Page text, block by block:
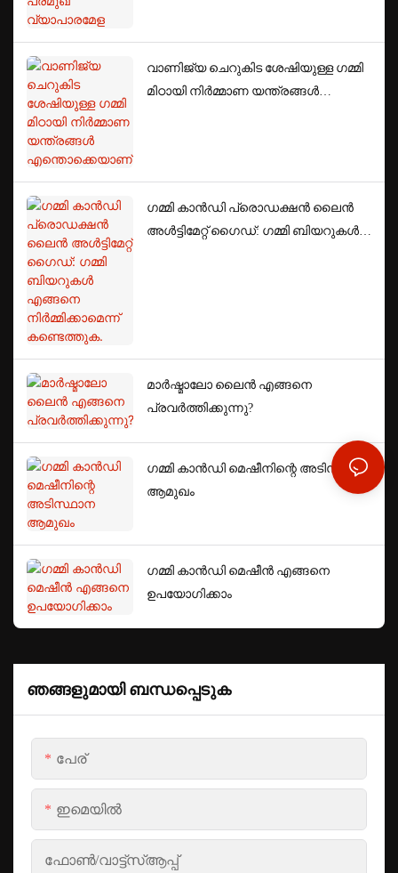
വാണിജ്യ ചെറുകിട ശേഷിയുള്ള ഗമ്മി
മിഠായി നിർമ്മാണ യന്ത്രങ്ങൾ
ഗമ്മി കാൻഡി പ്രൊഡക്ഷൻ ലൈൻ
അൾട്ടിമേറ്റ് ഗൈഡ്: ഗമ്മി ബിയറുകൾ
മാർഷ്മാലോ ലൈൻ എങ്ങനെ
പ്രവർത്തിക്കുന്നു?
ഗമ്മി കാൻഡി മെഷീനിന്റെ അടിസ്ഥാന
ആമുഖം
ഗമ്മി കാൻഡി മെഷീൻ എങ്ങനെ
ഉപയോഗിക്കാം
ഞങ്ങളുമായി ബന്ധപ്പെടുക
പേര്
ഇമെയിൽ
ഫോൺ/വാട്ട്‌സ്ആപ്പ്